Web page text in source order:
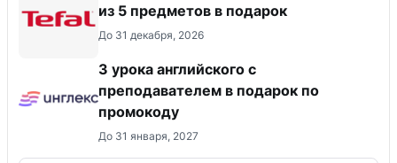
из 5 предметов в подарок
До 31 декабря, 2026
3 урока английского с
преподавателем в подарок по
промокоду
До 31 января, 2027